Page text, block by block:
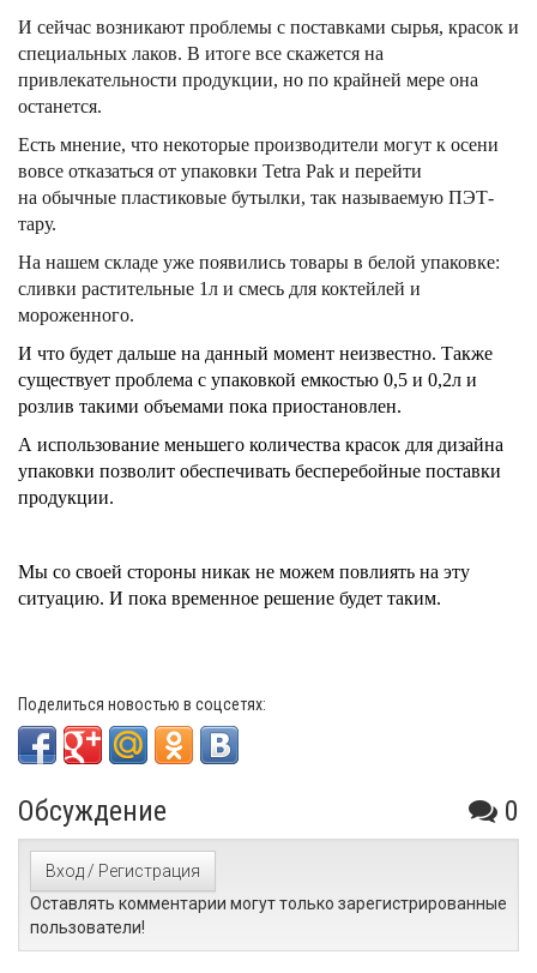
И сейчас возникают проблемы с поставками сырья, красок и
специальных лаков. В итоге все скажется на
привлекательности продукции, но по крайней мере она
останется.
Есть мнение, что некоторые производители могут к осени
вовсе отказаться от упаковки Tetra Pak и перейти
на обычные пластиковые бутылки, так называемую ПЭТ-
тару.
На нашем складе уже появились товары в белой упаковке:
сливки растительные 1л и смесь для коктейлей и
мороженного.
И что будет дальше на данный момент неизвестно. Также
существует проблема с упаковкой емкостью 0,5 и 0,2л и
розлив такими объемами пока приостановлен.
А использование меньшего количества красок для дизайна
упаковки позволит обеспечивать бесперебойные поставки
продукции.
Мы со своей стороны никак не можем повлиять на эту
ситуацию. И пока временное решение будет таким.
Поделиться новостью в соцсетях:
Обсуждение 0
Вход / Регистрация
Оставлять комментарии могут только зарегистрированные
пользователи!